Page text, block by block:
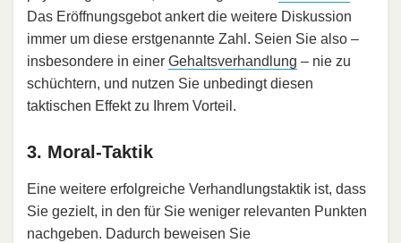
Das Eröffnungsgebot ankert die weitere Diskussion
immer um diese erstgenannte Zahl. Seien Sie also –
insbesondere in einer Gehaltsverhandlung – nie zu
schüchtern, und nutzen Sie unbedingt diesen
taktischen Effekt zu Ihrem Vorteil.
3. Moral-Taktik
Eine weitere erfolgreiche Verhandlungstaktik ist, dass
Sie gezielt, in den für Sie weniger relevanten Punkten
nachgeben. Dadurch beweisen Sie